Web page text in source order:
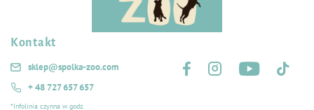
Kontakt
sklep@spolka-zoo.com
+ 48 727 657 657
*Infolinia czynna w godz.